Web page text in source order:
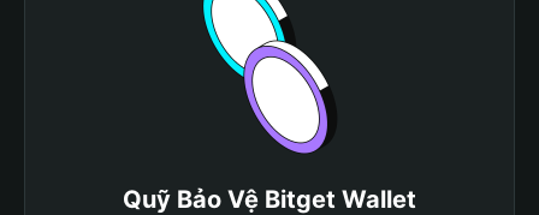
Quỹ Bảo Vệ Bitget Wallet